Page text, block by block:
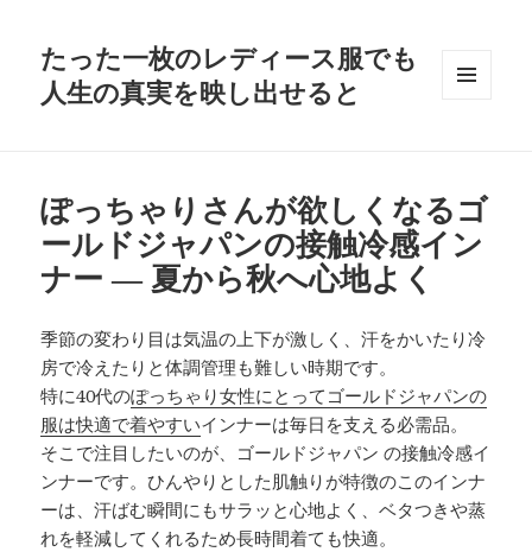
たった一枚のレディース服でも
人生の真実を映し出せると
ぽっちゃりさんが欲しくなるゴ
ールドジャパンの接触冷感イン
ナー ― 夏から秋へ心地よく
季節の変わり目は気温の上下が激しく、汗をかいたり冷
房で冷えたりと体調管理も難しい時期です。
特に40代のぽっちゃり女性にとってゴールドジャパンの
服は快適で着やすいインナーは毎日を支える必需品。
そこで注目したいのが、ゴールドジャパン の接触冷感イ
ンナーです。ひんやりとした肌触りが特徴のこのインナ
ーは、汗ばむ瞬間にもサラッと心地よく、ベタつきや蒸
れを軽減してくれるため長時間着ても快適。